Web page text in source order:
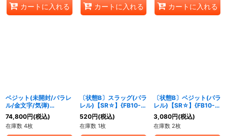
カートに入れる カートに入れる カートに入れる
ベジット(未開封/パラレ
ル/金文字/気弾)
【SR☆】{FB10-040}
74,800円(税込)
在庫数 4枚
〔状態B〕スラッグ(パラ
レル)【SR☆】{FB10-
082}
520円(税込)
在庫数 1枚
〔状態B〕ベジット(パラ
レル)【SR☆】{FB10-
040}
3,080円(税込)
在庫数 2枚